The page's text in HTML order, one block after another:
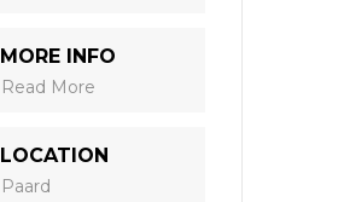
MORE INFO
Read More
LOCATION
Paard